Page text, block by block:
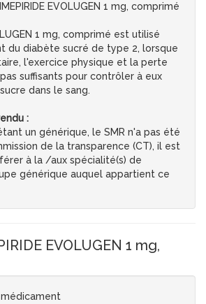
EVOLUGEN 1 mg, comprimé
1 mg, comprimé est utilisé
du diabète sucré de type 2, lorsque
l'exercice physique et la perte
suffisants pour contrôler à eux
dans le sang.
:
un générique, le SMR n'a pas été
de la transparence (CT), il est
à la /aux spécialité(s) de
générique auquel appartient ce
EVOLUGEN 1 mg,